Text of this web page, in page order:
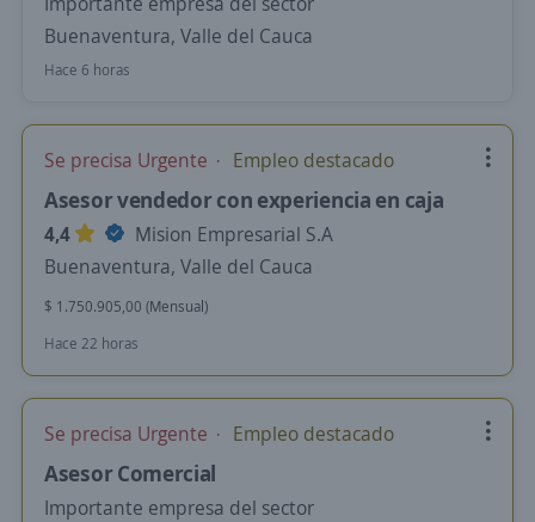
Buenaventura, Valle del Cauca
Hace 6 horas
Se precisa Urgente Empleo destacado
Asesor vendedor con experiencia en caja
4,4
Mision Empresarial S.A
Buenaventura, Valle del Cauca
$ 1.750.905,00 (Mensual)
Hace 22 horas
Se precisa Urgente Empleo destacado
Asesor Comercial
Importante empresa del sector